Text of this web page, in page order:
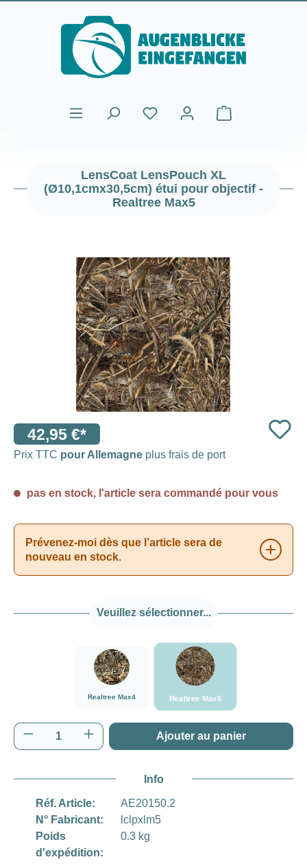
Passer au contenu principal
Le panier
LensCoat LensPouch XL
(Ø10,1cmx30,5cm) étui pour objectif -
Realtree Max5
42,95 €*
Prix TTC pour Allemagne plus frais de port
pas en stock, l'article sera commandé pour vous
Prévenez-moi dès que l’article sera de
nouveau en stock.
Veuillez sélectionner...
Realtree Max4
###Realtree Max4###LensCoat
Realtree Max5
###Realtree
Quantité de produit : Entrez la quantité
Ajouter au panier
Info
Réf. Article:
AE20150.2
N° Fabricant:
lclpxlm5
Poids
d'expédition:
0.3 kg